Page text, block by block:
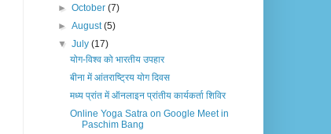
►October(7)
►August(5)
▼July(17)
योग-विश्व को भारतीय उपहार
बीना में आंतराष्ट्रिय योग दिवस
मध्य प्रांत में ऑनलाइन प्रांतीय कार्यकर्ता शिविर
Online Yoga Satra on Google Meet in
Paschim Bang